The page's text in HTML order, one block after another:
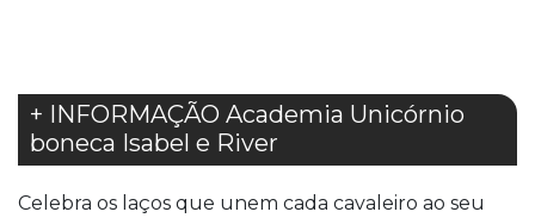
+ INFORMAÇÃO Academia Unicórnio
boneca Isabel e River
Celebra os laços que unem cada cavaleiro ao seu